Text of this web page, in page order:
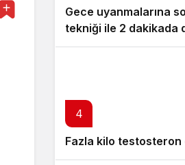
Gece uyanmalarına
tekniği ile 2 dakikada
dalın
4
Fazla kilo testosteron